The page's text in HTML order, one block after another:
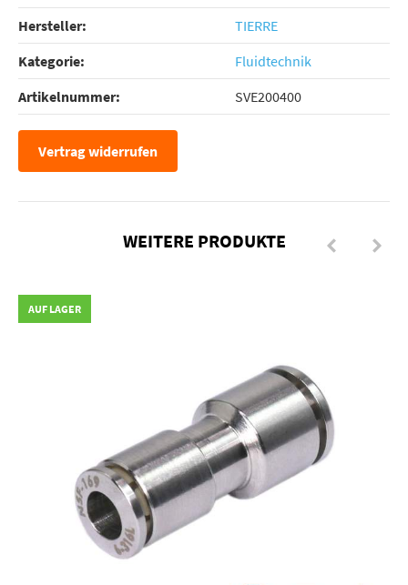
Hersteller:
TIERRE
Kategorie:
Fluidtechnik
Artikelnummer:
SVE200400
Vertrag widerrufen
WEITERE PRODUKTE
AUF LAGER